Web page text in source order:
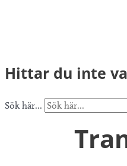
Hittar du inte
Sök här...